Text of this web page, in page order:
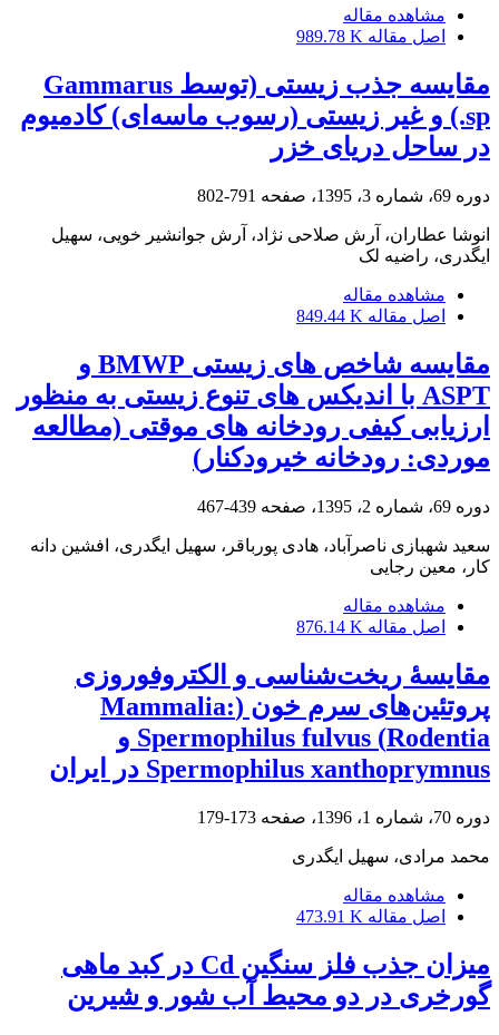
مشاهده مقاله
اصل مقاله 989.78 K
مقایسه‌ جذب زیستی (توسط Gammarus
sp.) و غیر زیستی (رسوب ماسه‌ای) کادمیوم
در ساحل دریای خزر
دوره 69، شماره 3، 1395، صفحه 791-802
انوشا عطاران، آرش صلاحی نژاد، آرش جوانشیر خویی، سهیل
ایگدری، راضیه لک
مشاهده مقاله
اصل مقاله 849.44 K
مقایسه شاخص های زیستی BMWP و
ASPT با اندیکس های تنوع زیستی به منظور
ارزیابی کیفی رودخانه های موقتی (مطالعه
موردی: رودخانه خیرودکنار)
دوره 69، شماره 2، 1395، صفحه 439-467
سعید شهبازی ناصرآباد، هادی پورباقر، سهیل ایگدری، افشین دانه
کار، معین رجایی
مشاهده مقاله
اصل مقاله 876.14 K
مقایسۀ ریخت‌شناسی و الکتروفوروزی
پروتئین‌های سرم خون (Mammalia:
Rodentia) Spermophilus fulvus و
Spermophilus xanthoprymnus در ایران
دوره 70، شماره 1، 1396، صفحه 173-179
محمد مرادی، سهیل ایگدری
مشاهده مقاله
اصل مقاله 473.91 K
میزان جذب فلز سنگین Cd در کبد ماهی
گورخری در دو محیط آب شور و شیرین